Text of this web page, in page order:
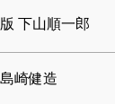
下山順一郎
崎健造